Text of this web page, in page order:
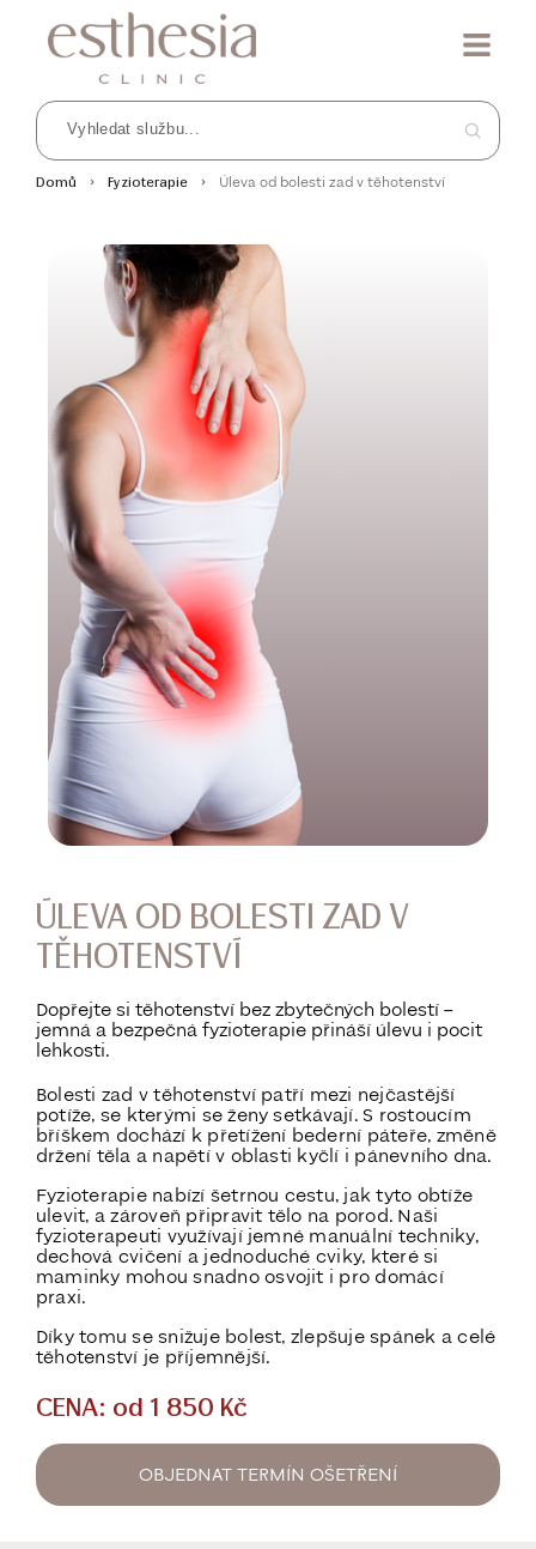
Domů Fyzioterapie Úleva od bolesti zad v těhotenství
ÚLEVA OD BOLESTI ZAD V
TĚHOTENSTVÍ
Dopřejte si těhotenství bez zbytečných bolestí –
jemná a bezpečná fyzioterapie přináší úlevu i pocit
lehkosti.
Bolesti zad v těhotenství patří mezi nejčastější
potíže, se kterými se ženy setkávají. S rostoucím
bříškem dochází k přetížení bederní páteře, změně
držení těla a napětí v oblasti kyčlí i pánevního dna.
Fyzioterapie nabízí šetrnou cestu, jak tyto obtíže
ulevit, a zároveň připravit tělo na porod. Naši
fyzioterapeuti využívají jemné manuální techniky,
dechová cvičení a jednoduché cviky, které si
maminky mohou snadno osvojit i pro domácí
praxi.
Díky tomu se snižuje bolest, zlepšuje spánek a celé
těhotenství je příjemnější.
CENA: od 1 850 Kč
OBJEDNAT TERMÍN OŠETŘENÍ